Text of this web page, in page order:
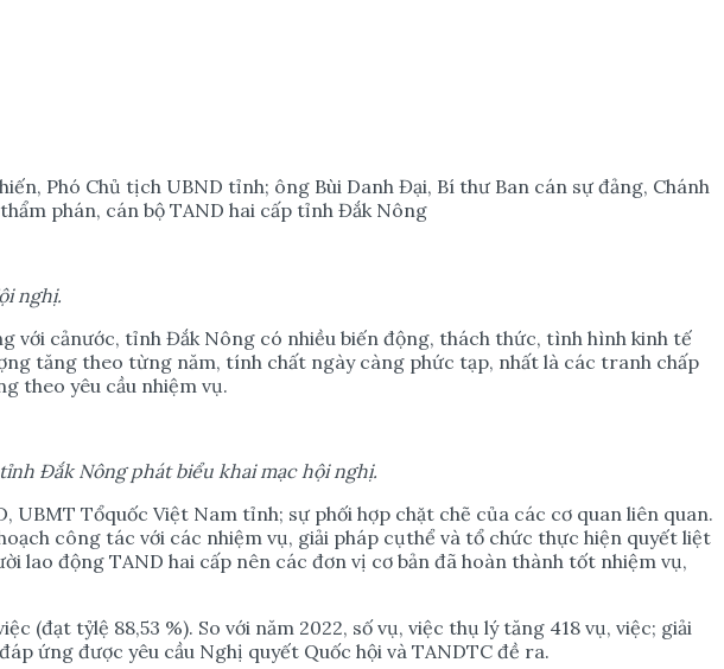
Phó Chủ tịch UBND tỉnh; ông Bùi Danh Đại, Bí thư Ban cán sự đảng, Chánh
phán, cán bộ TAND hai cấp tỉnh Đắk Nông
i nghị.
với cảnước, tỉnh Đắk Nông có nhiều biến động, thách thức, tình hình kinh tế
tăng theo từng năm, tính chất ngày càng phức tạp, nhất là các tranh chấp
theo yêu cầu nhiệm vụ.
ỉnh Đắk Nông phát biểu khai mạc hội nghị.
Tổquốc Việt Nam tỉnh; sự phối hợp chặt chẽ của các cơ quan liên quan.
công tác với các nhiệm vụ, giải pháp cụthể và tổ chức thực hiện quyết liệt
lao động TAND hai cấp nên các đơn vị cơ bản đã hoàn thành tốt nhiệm vụ,
(đạt tỷlệ 88,53 %). So với năm 2022, số vụ, việc thụ lý tăng 418 vụ, việc; giải
ứng được yêu cầu Nghị quyết Quốc hội và TANDTC đề ra.